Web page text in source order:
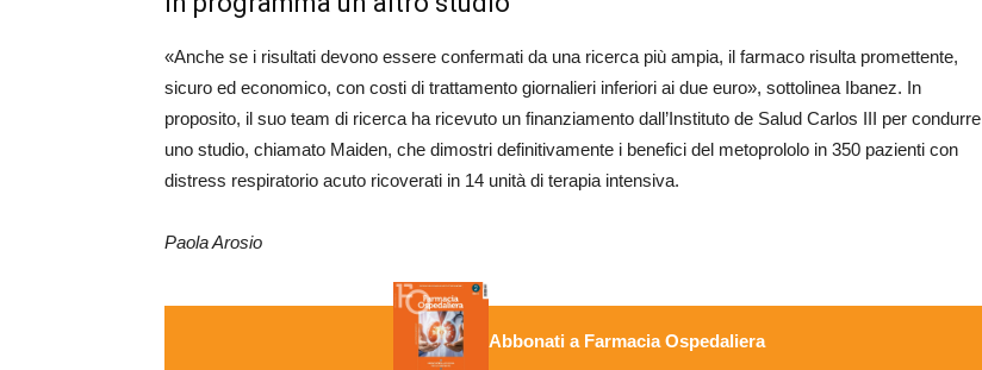
«Anche se i risultati devono essere confermati da una ricerca più ampia, il farmaco risulta promettente,
sicuro ed economico, con costi di trattamento giornalieri inferiori ai due euro», sottolinea Ibanez. In
proposito, il suo team di ricerca ha ricevuto un finanziamento dall’Instituto de Salud Carlos III per condurre
uno studio, chiamato Maiden, che dimostri definitivamente i benefici del metoprololo in 350 pazienti con
distress respiratorio acuto ricoverati in 14 unità di terapia intensiva.
Paola Arosio
Abbonati a Farmacia Ospedaliera